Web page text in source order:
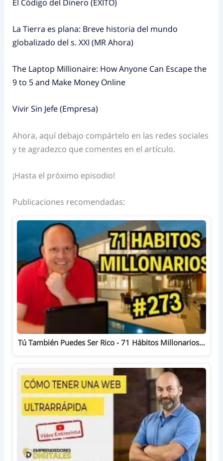
La Tierra es plana: Breve historia del mundo
globalizado del s. XXI (MR Ahora)
The Laptop Millionaire: How Anyone Can Escape the
9 to 5 and Make Money Online
Vivir Sin Jefe (Empresa)
Ahora, aquí debajo compártelo en las redes sociales
y te agradezco que comentes en el artículo.
¡Hasta el próximo episodio!
Publicaciones recomendadas:
Tú También Puedes Ser Rico - 71 Hábitos Millonarios…